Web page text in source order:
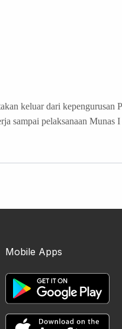
keluar dari kepengurusan
sampai pelaksanaan Munas
Mobile Apps